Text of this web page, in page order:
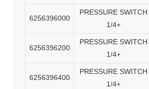
6256396000
PRESSURE SWITCH
1/4+
6256396200
PRESSURE SWITCH
1/4+
6256396400
PRESSURE SWITCH
1/4+